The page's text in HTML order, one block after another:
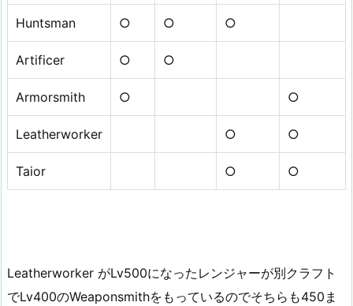
Huntsman ○ ○ ○
Artificer ○ ○
Armorsmith ○ ○
Leatherworker ○ ○
Taior ○ ○
Leatherworker がLv500になったレンジャーが別クラフト
でLv400のWeaponsmithをもっているのでそちらも450ま